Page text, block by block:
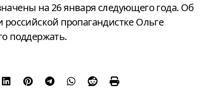
на 26 января следующего года. Об
пропагандистке Ольге
поддержать.